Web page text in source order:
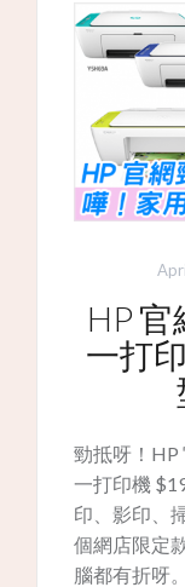
HP
一打
勁抵呀！HP
一打印機
印、影印、
個網店限定
腦都有折呀。